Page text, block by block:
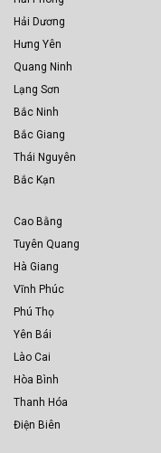
Hải Dương
Hưng Yên
Quang Ninh
Lạng Sơn
Bắc Ninh
Bắc Giang
Thái Nguyên
Bắc Kạn
Cao Bằng
Tuyên Quang
Hà Giang
Vĩnh Phúc
Phú Thọ
Yên Bái
Lào Cai
Hòa Bình
Thanh Hóa
Điện Biên